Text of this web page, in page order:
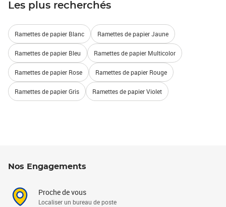
Les plus recherchés
Ramettes de papier Blanc Ramettes de papier Jaune
Ramettes de papier Bleu Ramettes de papier Multicolor
Ramettes de papier Rose Ramettes de papier Rouge
Ramettes de papier Gris Ramettes de papier Violet
Nos Engagements
Proche de vous
Localiser un bureau de poste